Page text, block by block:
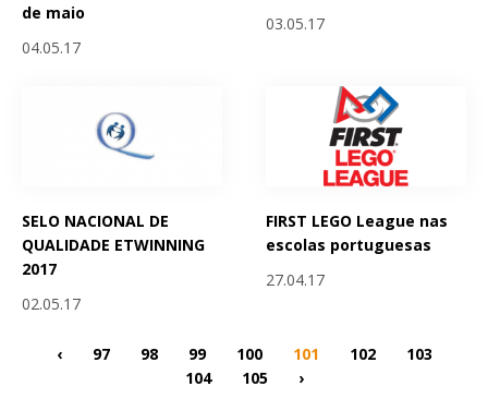
de maio
04.05.17
03.05.17
SELO NACIONAL DE
QUALIDADE ETWINNING
2017
02.05.17
FIRST LEGO League nas
escolas portuguesas
27.04.17
‹ 97 98 99 100 101 102
103
104
105 ›